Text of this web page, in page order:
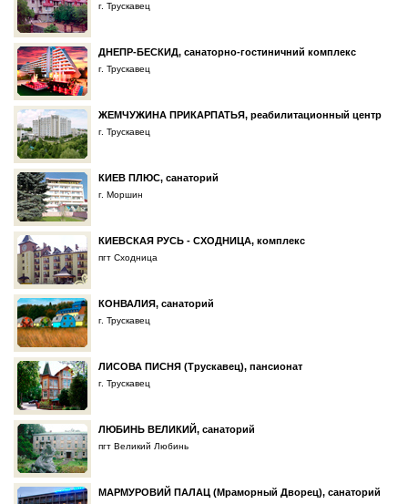
г. Трускавец
ДНЕПР-БЕСКИД, санаторно-гостиничний комплекс
г. Трускавец
ЖЕМЧУЖИНА ПРИКАРПАТЬЯ, реабилитационный центр
г. Трускавец
КИЕВ ПЛЮС, санаторий
г. Моршин
КИЕВСКАЯ РУСЬ - СХОДНИЦА, комплекс
пгт Сходница
КОНВАЛИЯ, санаторий
г. Трускавец
ЛИСОВА ПИСНЯ (Трускавец), пансионат
г. Трускавец
ЛЮБИНЬ ВЕЛИКИЙ, санаторий
пгт Великий Любинь
МАРМУРОВИЙ ПАЛАЦ (Мраморный Дворец), санаторий